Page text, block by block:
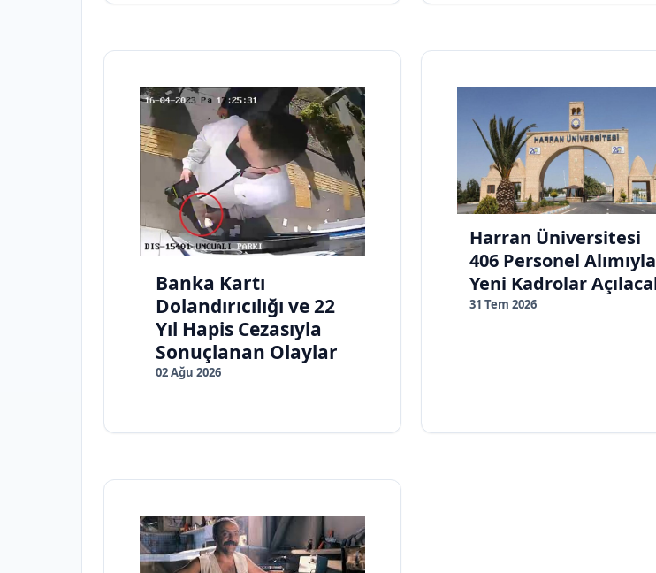
Banka Kartı
Dolandırıcılığı ve 22
Yıl Hapis Cezasıyla
Sonuçlanan Olaylar
02 Ağu 2026
Harran Üniversitesi
406 Personel Alımıyla
Yeni Kadrolar
31 Tem 2026